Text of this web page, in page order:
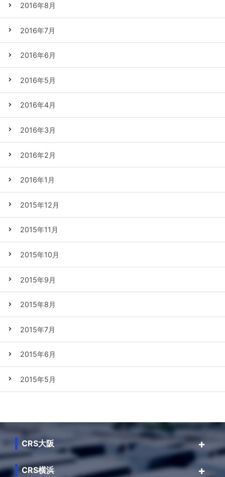
2016年8月
2016年7月
2016年6月
2016年5月
2016年4月
2016年3月
2016年2月
2016年1月
2015年12月
2015年11月
2015年10月
2015年9月
2015年8月
2015年7月
2015年6月
2015年5月
CRS大阪
CRS横浜